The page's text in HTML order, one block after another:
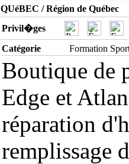
QUéBEC / Région de Québec
Privil�ges
Catégorie
Formation
Boutique de
Edge et
réparation
remplissage